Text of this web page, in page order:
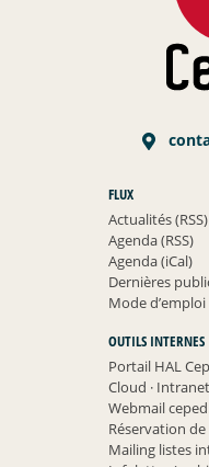
FLUX
Actualités (RSS)
Agenda (RSS)
Agenda (iCal)
Dernières
Mode d’emploi
OUTILS INTERNES
Portail HAL
Cloud ·Intranet
Webmail
Réservation de
Mailing listes